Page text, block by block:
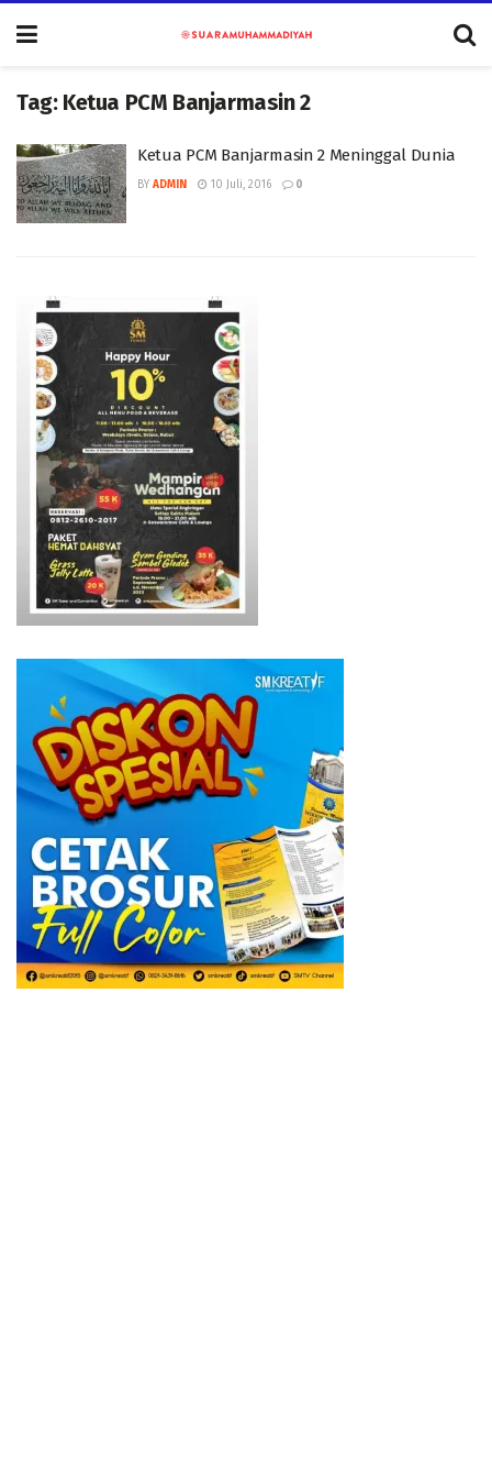
Tag: Ketua PCM Banjarmasin 2
Ketua PCM Banjarmasin 2 Meninggal Dunia
BY ADMIN 10 Juli, 2016 0